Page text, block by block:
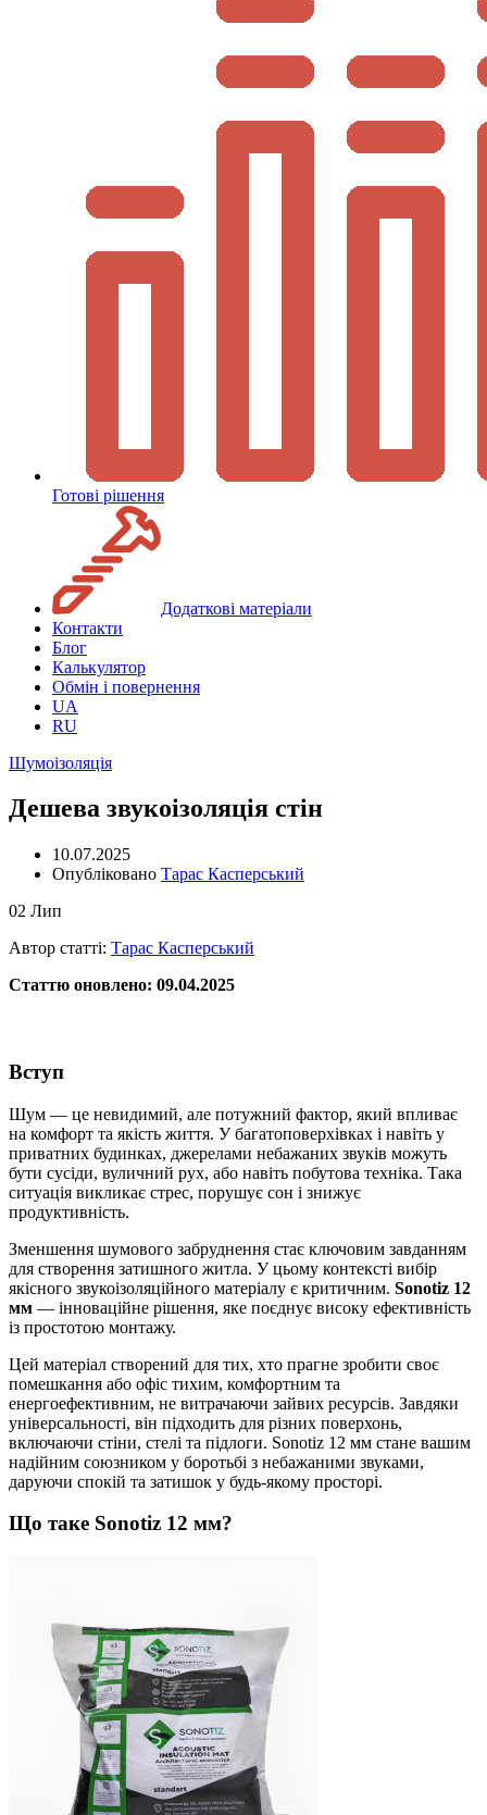
Готові рішення
Додаткові матеріали
Контакти
Блог
Калькулятор
Обмін і повернення
UA
RU
Шумоізоляція
Дешева звукоізоляція стін
10.07.2025
Опубліковано Тарас Касперський
02 Лип
Автор статті: Тарас Касперський
Статтю оновлено: 09.04.2025
Вступ
Шум — це невидимий, але потужний фактор, який впливає
на комфорт та якість життя. У багатоповерхівках і навіть у
приватних будинках, джерелами небажаних звуків можуть
бути сусіди, вуличний рух, або навіть побутова техніка. Така
ситуація викликає стрес, порушує сон і знижує
продуктивність.
Зменшення шумового забруднення стає ключовим завданням
для створення затишного житла. У цьому контексті вибір
якісного звукоізоляційного матеріалу є критичним. Sonotiz 12
мм — інноваційне рішення, яке поєднує високу ефективність
із простотою монтажу.
Цей матеріал створений для тих, хто прагне зробити своє
помешкання або офіс тихим, комфортним та
енергоефективним, не витрачаючи зайвих ресурсів. Завдяки
універсальності, він підходить для різних поверхонь,
включаючи стіни, стелі та підлоги. Sonotiz 12 мм стане вашим
надійним союзником у боротьбі з небажаними звуками,
даруючи спокій та затишок у будь-якому просторі.
Що таке Sonotiz 12 мм?